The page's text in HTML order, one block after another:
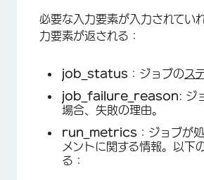
必要な入力要素が入力されてい
力要素が返される：
job_status ：ジョブのス
job_failure_reason: ジ
場合、失敗の理由。
run_metrics ：ジョブが
メントに関する情報。以下
る：